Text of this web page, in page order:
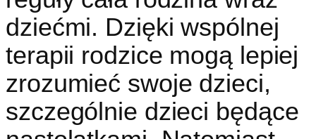
dziećmi. Dzięki wspólnej
terapii rodzice mogą lepiej
zrozumieć swoje dzieci,
szczególnie dzieci będące